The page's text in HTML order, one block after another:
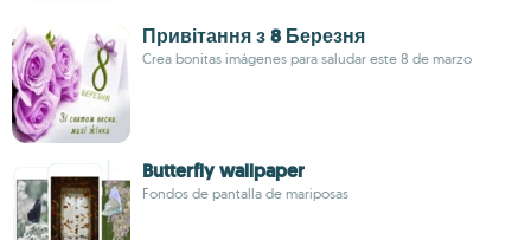
Привітання з 8 Березня
Crea bonitas imágenes para saludar este 8 de marzo
Butterfly wallpaper
Fondos de pantalla de mariposas